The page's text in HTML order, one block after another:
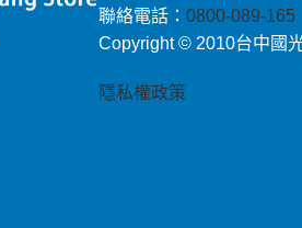
聯絡電話：0800-089-165
Copyright © 2010台中國
隱私權政策